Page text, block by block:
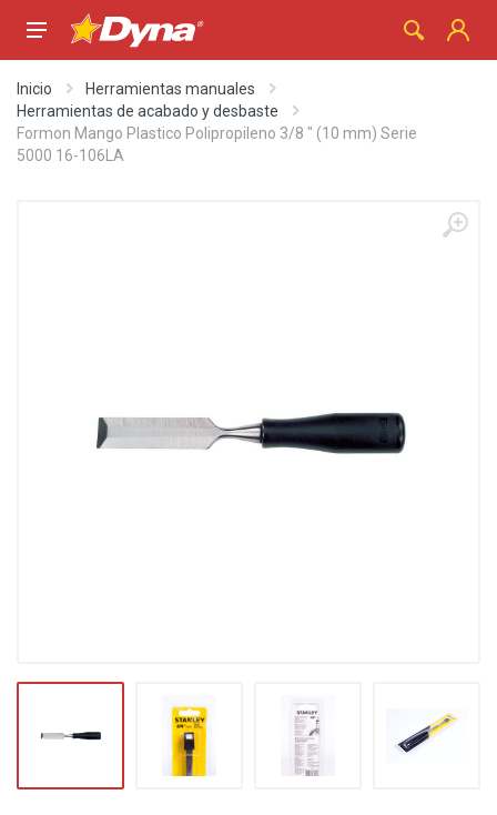
Inicio
Herramientas manuales
Herramientas de acabado y desbaste
Formon Mango Plastico Polipropileno 3/8 " (10 mm) Serie
5000 16-106LA